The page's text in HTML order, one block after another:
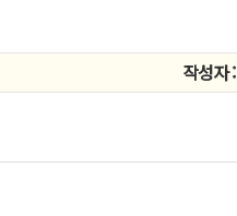
작성자 :